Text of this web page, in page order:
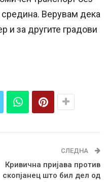
Верувам дека
и за другите градови
СЛЕДНА
Кривична пријава против
скопјанец што бил дел од